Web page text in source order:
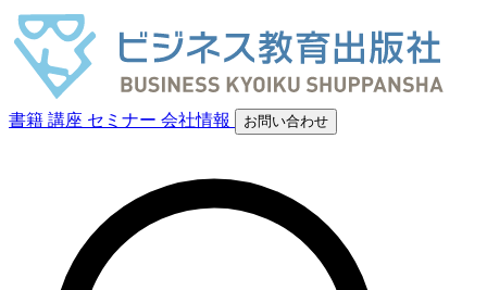
書籍 講座 セミナー 会社情報 お問い合わせ